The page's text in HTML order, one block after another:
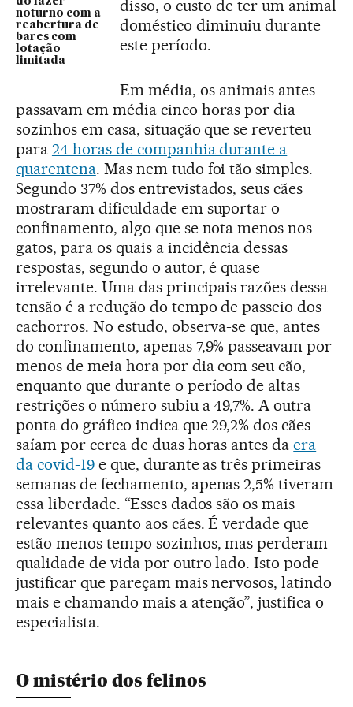
noturno com a
reabertura de
bares com
lotação
limitada
disso, o custo de ter um animal
doméstico diminuiu durante
este período.
Em média, os animais antes
passavam em média cinco horas por dia
sozinhos em casa, situação que se reverteu
para 24 horas de companhia durante a
quarentena. Mas nem tudo foi tão simples.
Segundo 37% dos entrevistados, seus cães
mostraram dificuldade em suportar o
confinamento, algo que se nota menos nos
gatos, para os quais a incidência dessas
respostas, segundo o autor, é quase
irrelevante. Uma das principais razões dessa
tensão é a redução do tempo de passeio dos
cachorros. No estudo, observa-se que, antes
do confinamento, apenas 7,9% passeavam por
menos de meia hora por dia com seu cão,
enquanto que durante o período de altas
restrições o número subiu a 49,7%. A outra
ponta do gráfico indica que 29,2% dos cães
saíam por cerca de duas horas antes daera
da covid-19e que, durante as três primeiras
semanas de fechamento, apenas 2,5% tiveram
essa liberdade. “Esses dados são os mais
relevantes quanto aos cães. É verdade que
estão menos tempo sozinhos, mas perderam
qualidade de vida por outro lado. Isto pode
justificar que pareçam mais nervosos, latindo
mais e chamando mais a atenção”, justifica o
especialista.
O mistério dos felinos